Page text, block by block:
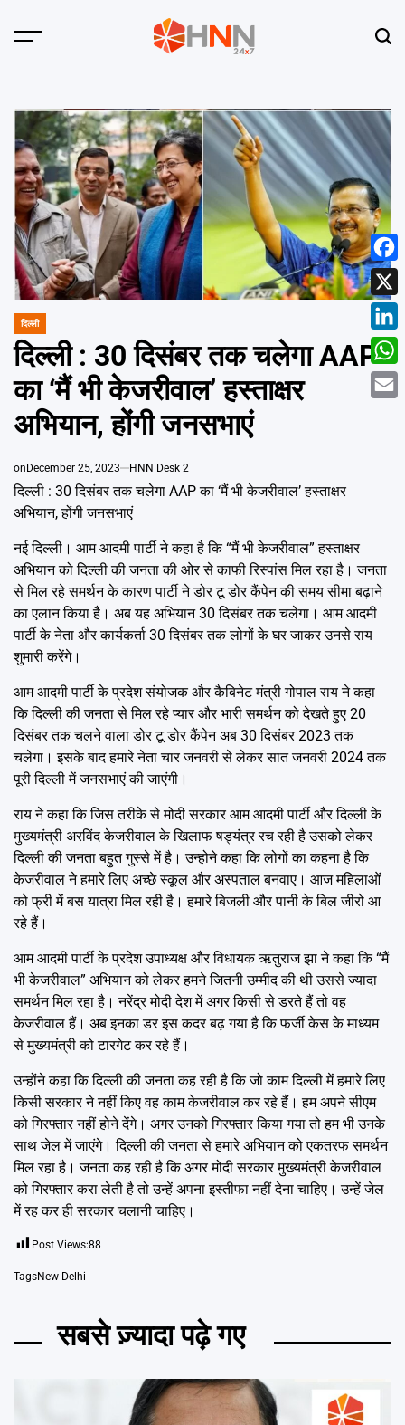
Menu
POSTED
IN
दिल्ली
दिल्ली : 30 दिसंबर तक चलेगा AAP
का ‘मैं भी केजरीवाल’ हस्ताक्षर
अभियान, होंगी जनसभाएं
onDecember 25, 2023 HNN Desk 2
दिल्ली : 30 दिसंबर तक चलेगा AAP का ‘मैं भी केजरीवाल’ हस्ताक्षर
अभियान, होंगी जनसभाएं
नई दिल्ली। आम आदमी पार्टी ने कहा है कि “मैं भी केजरीवाल” हस्ताक्षर
अभियान को दिल्ली की जनता की ओर से काफी रिस्पांस मिल रहा है। जनता
से मिल रहे समर्थन के कारण पार्टी ने डोर टू डोर कैंपेन की समय सीमा बढ़ाने
का एलान किया है। अब यह अभियान 30 दिसंबर तक चलेगा। आम आदमी
पार्टी के नेता और कार्यकर्ता 30 दिसंबर तक लोगों के घर जाकर उनसे राय
शुमारी करेंगे।
आम आदमी पार्टी के प्रदेश संयोजक और कैबिनेट मंत्री गोपाल राय ने कहा
कि दिल्ली की जनता से मिल रहे प्यार और भारी समर्थन को देखते हुए 20
दिसंबर तक चलने वाला डोर टू डोर कैंपेन अब 30 दिसंबर 2023 तक
चलेगा। इसके बाद हमारे नेता चार जनवरी से लेकर सात जनवरी 2024 तक
पूरी दिल्ली में जनसभाएं की जाएंगी।
राय ने कहा कि जिस तरीके से मोदी सरकार आम आदमी पार्टी और दिल्ली के
मुख्यमंत्री अरविंद केजरीवाल के खिलाफ षड्यंत्र रच रही है उसको लेकर
दिल्ली की जनता बहुत गुस्से में है। उन्होने कहा कि लोगों का कहना है कि
केजरीवाल ने हमारे लिए अच्छे स्कूल और अस्पताल बनवाए। आज महिलाओं
को फ्री में बस यात्रा मिल रही है। हमारे बिजली और पानी के बिल जीरो आ
रहे हैं।
आम आदमी पार्टी के प्रदेश उपाध्यक्ष और विधायक ऋतुराज झा ने कहा कि “मैं
भी केजरीवाल” अभियान को लेकर हमने जितनी उम्मीद की थी उससे ज्यादा
समर्थन मिल रहा है। नरेंद्र मोदी देश में अगर किसी से डरते हैं तो वह
केजरीवाल हैं। अब इनका डर इस कदर बढ़ गया है कि फर्जी केस के माध्यम
से मुख्यमंत्री को टारगेट कर रहे हैं।
उन्होंने कहा कि दिल्ली की जनता कह रही है कि जो काम दिल्ली में हमारे लिए
किसी सरकार ने नहीं किए वह काम केजरीवाल कर रहे हैं। हम अपने सीएम
को गिरफ्तार नहीं होने देंगे। अगर उनको गिरफ्तार किया गया तो हम भी उनके
साथ जेल में जाएंगे। दिल्ली की जनता से हमारे अभियान को एकतरफ समर्थन
मिल रहा है। जनता कह रही है कि अगर मोदी सरकार मुख्यमंत्री केजरीवाल
को गिरफ्तार करा लेती है तो उन्हें अपना इस्तीफा नहीं देना चाहिए। उन्हें जेल
में रह कर ही सरकार चलानी चाहिए।
Post Views:88
TagsNew Delhi
सबसे ज़्यादा पढ़े गए
X